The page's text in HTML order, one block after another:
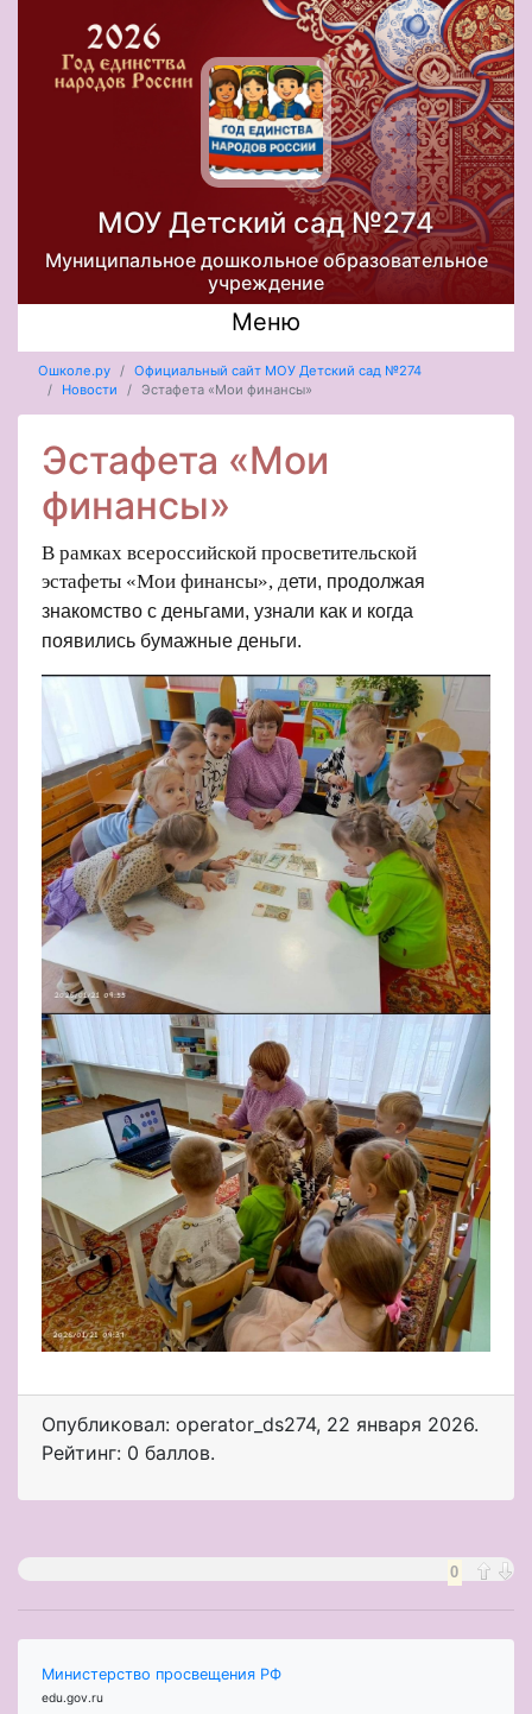
МОУ Детский сад №274
Муниципальное дошкольное образовательное
учреждение
Меню
Ошколе.ру
Официальный сайт МОУ Детский сад №274
Новости
Эстафета «Мои финансы»
Эстафета «Мои
финансы»
В рамках всероссийской просветительской
эстафеты «Мои финансы», дети, продолжая
знакомство с деньгами, узнали как и когда
появились бумажные деньги.
Опубликовал: operator_ds274, 22 января 2026.
Рейтинг: 0 баллов.
0
Министерство просвещения РФ
edu.gov.ru